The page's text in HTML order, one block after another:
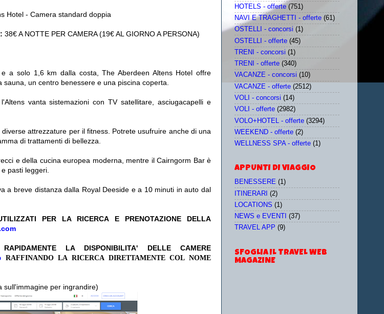
Hotel - Camera standard doppia
38€ A NOTTE PER CAMERA (19€ AL GIORNO A PERSONA)
a solo 1,6 km dalla costa, The Aberdeen Altens Hotel offre
un centro benessere e una piscina coperta.
vanta sistemazioni con TV satellitare, asciugacapelli e
attrezzature per il fitness. Potrete usufruire anche di una
di trattamenti di bellezza.
e della cucina europea moderna, mentre il Cairngorm Bar è
pasti leggeri.
a breve distanza dalla Royal Deeside e a 10 minuti in auto dal
PER LA RICERCA E PRENOTAZIONE DELLA
LA DISPONIBILITA' DELLE CAMERE
RAFFINANDO LA RICERCA DIRETTAMENTE COL NOME
sull'immagine per ingrandire)
HOTELS - offerte (751)
NAVI E TRAGHETTI - offerte (61)
OSTELLI - concorsi (1)
OSTELLI - offerte (45)
TRENI - concorsi (1)
TRENI - offerte (340)
VACANZE - concorsi (10)
VACANZE - offerte (2512)
VOLI - concorsi (14)
VOLI - offerte (2982)
VOLO+HOTEL - offerte (3294)
WEEKEND - offerte (2)
WELLNESS SPA - offerte (1)
APPUNTI DI VIAGGIO
BENESSERE (1)
ITINERARI (2)
LOCATIONS (1)
NEWS e EVENTI
(37)
TRAVEL APP (9)
SFOGLIA IL TRAVEL WEB
MAGAZINE